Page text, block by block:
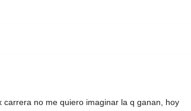
no me quiero imaginar la q ganan, hoy